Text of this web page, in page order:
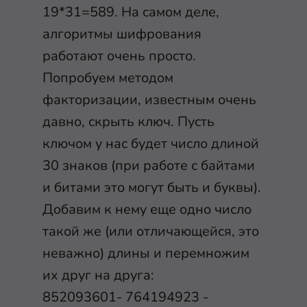
19*31=589. На самом деле,
алгоритмы шифрования
работают очень просто.
Попробуем методом
факторизации, известным очень
давно, скрыть ключ. Пусть
ключом у нас будет число длиной
30 знаков (при работе с байтами
и битами это могут быть и буквы).
Добавим к нему еще одно число
такой же (или отличающейся, это
неважно) длины и перемножим
их друг на друга:
852093601- 764194923 -